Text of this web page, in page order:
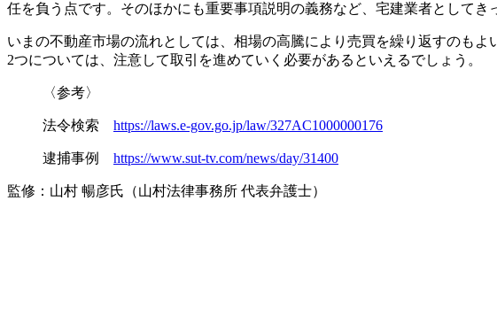
任を負う点です。そのほかにも重要事項説明の義務など、宅建業者としてき
いまの不動産市場の流れとしては、相場の高騰により売買を繰り返すのも
2つについては、注意して取引を進めていく必要があるといえるでしょう。
〈参考〉
法令検索 https://laws.e-gov.go.jp/law/327AC1000000176
逮捕事例 https://www.sut-tv.com/news/day/31400
監修：山村 暢彦氏（山村法律事務所 代表弁護士）